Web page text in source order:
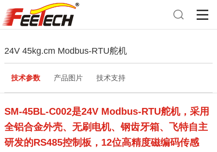
24V 45kg.cm Modbus-RTU舵机
技术参数 产品图片 技术支持
SM-45BL-C002是24V Modbus-RTU舵机，采用
全铝合金外壳、无刷电机、钢齿牙箱、飞特自主
研发的RS485控制板，12位高精度磁编码传感